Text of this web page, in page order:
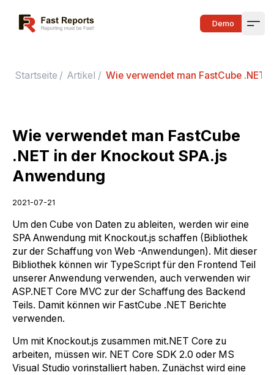
Fast Reports Demo
Startseite / Artikel / Wie verwendet man FastCube .NET
Wie verwendet man FastCube
.NET in der Knockout SPA.js
Anwendung
2021-07-21
Um den Cube von Daten zu ableiten, werden wir eine
SPA Anwendung mit Knockout.js schaffen (Bibliothek
zur der Schaffung von Web -Anwendungen). Mit dieser
Bibliothek können wir TypeScript für den Frontend Teil
unserer Anwendung verwenden, auch verwenden wir
ASP.NET Core MVC zur der Schaffung des Backend
Teils. Damit können wir FastCube .NET Berichte
verwenden.
Um mit Knockout.js zusammen mit.NET Core zu
arbeiten, müssen wir. NET Core SDK 2.0 oder MS
Visual Studio vorinstalliert haben. Zunächst wird eine